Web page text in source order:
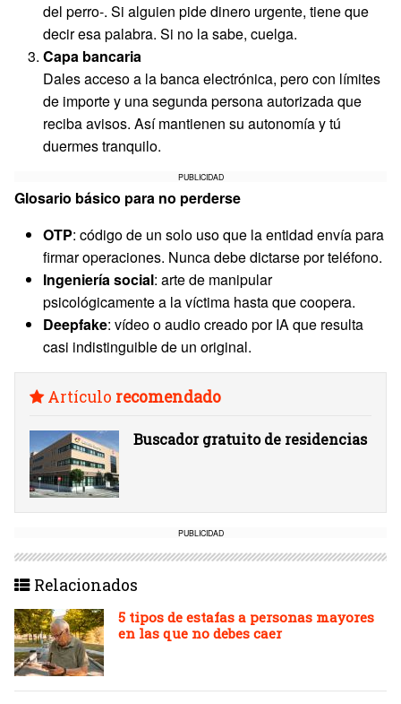
del perro-. Si alguien pide dinero urgente, tiene que
decir esa palabra. Si no la sabe, cuelga.
Capa bancaria
Dales acceso a la banca electrónica, pero con límites
de importe y una segunda persona autorizada que
reciba avisos. Así mantienen su autonomía y tú
duermes tranquilo.
PUBLICIDAD
Glosario básico para no perderse
OTP: código de un solo uso que la entidad envía para
firmar operaciones. Nunca debe dictarse por teléfono.
Ingeniería social: arte de manipular
psicológicamente a la víctima hasta que coopera.
Deepfake: vídeo o audio creado por IA que resulta
casi indistinguible de un original.
Artículo recomendado
Buscador gratuito de residencias
PUBLICIDAD
Relacionados
5 tipos de estafas a personas mayores
en las que no debes caer